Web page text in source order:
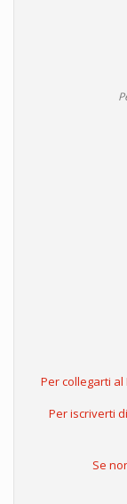
Per collegarti al
Per iscriverti
Se